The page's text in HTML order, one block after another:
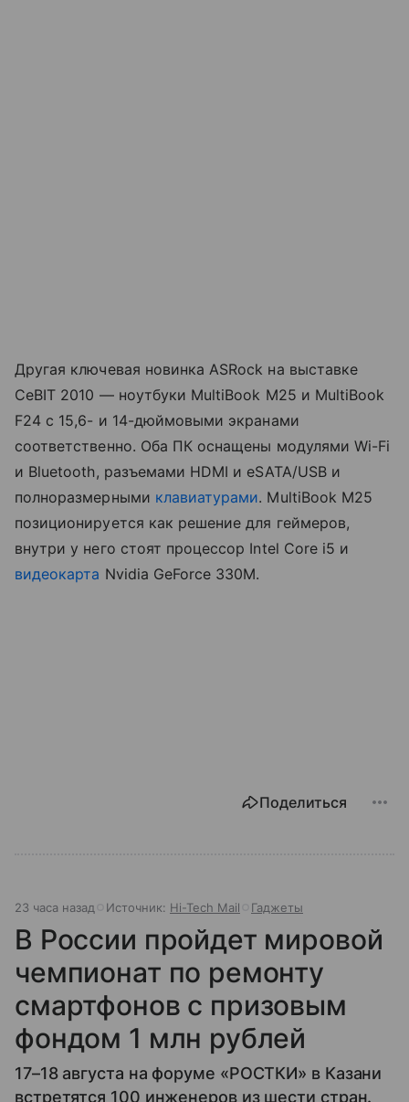
Другая ключевая новинка ASRock на выставке
CeBIT 2010 — ноутбуки MultiBook M25 и MultiBook
F24 с 15,6- и 14-дюймовыми экранами
соответственно. Оба ПК оснащены модулями Wi-Fi
и Bluetooth, разъемами HDMI и eSATA/USB и
полноразмерными клавиатурами. MultiBook M25
позиционируется как решение для геймеров,
внутри у него стоят процессор Intel Core i5 и
видеокарта Nvidia GeForce 330M.
Поделиться
23 часа назад Источник: Hi-Tech Mail Гаджеты
В России пройдет мировой
чемпионат по ремонту
смартфонов с призовым
фондом 1 млн рублей
17–18 августа на форуме «РОСТКИ» в Казани
встретятся 100 инженеров из шести стран.